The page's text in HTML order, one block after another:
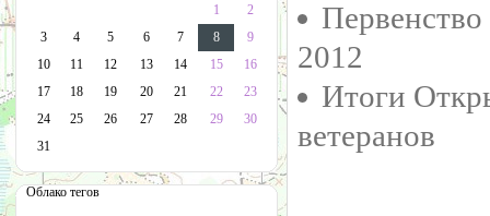
1
2
3
4 5 6 7 8
9
10
11 12 13 14 15
16
17
18 19 20 21 22
23
24
25 26 27 28 29
30
31
Облако тегов
2012
Итоги
ветеранов